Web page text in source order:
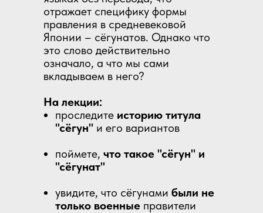
отражает специфику формы
правления в средневековой
Японии – сёгунатов. Однако что
это слово действительно
означало, а что мы сами
вкладываем в него?
На лекции:
проследите историю титула
"сёгун" и его вариантов
поймете, что такое "сёгун" и
"сёгунат"
увидите, что сёгунами были не
только военные правители